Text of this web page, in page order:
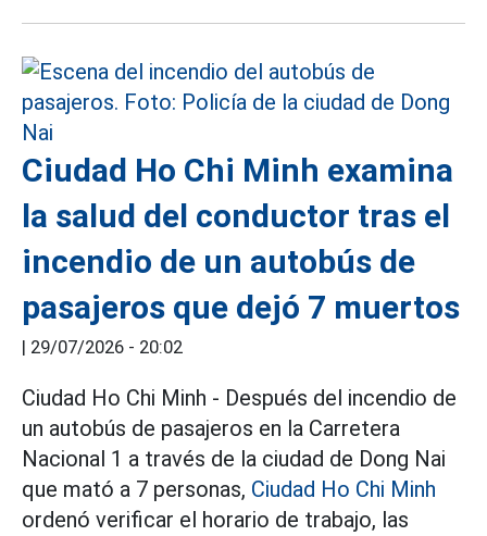
Ciudad Ho Chi Minh examina
la salud del conductor tras el
incendio de un autobús de
pasajeros que dejó 7 muertos
| 29/07/2026 - 20:02
Ciudad Ho Chi Minh - Después del incendio de
un autobús de pasajeros en la Carretera
Nacional 1 a través de la ciudad de Dong Nai
que mató a 7 personas, Ciudad Ho Chi Minh
ordenó verificar el horario de trabajo, las